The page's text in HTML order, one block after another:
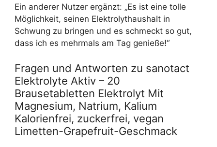
Ein anderer Nutzer ergänzt: „Es ist eine tolle
Möglichkeit, seinen Elektrolythaushalt in
Schwung zu bringen und es schmeckt so gut,
dass ich es mehrmals am Tag genieße!“
Fragen und Antworten zu sanotact
Elektrolyte Aktiv – 20
Brausetabletten Elektrolyt Mit
Magnesium, Natrium, Kalium
Kalorienfrei, zuckerfrei, vegan
Limetten-Grapefruit-Geschmack